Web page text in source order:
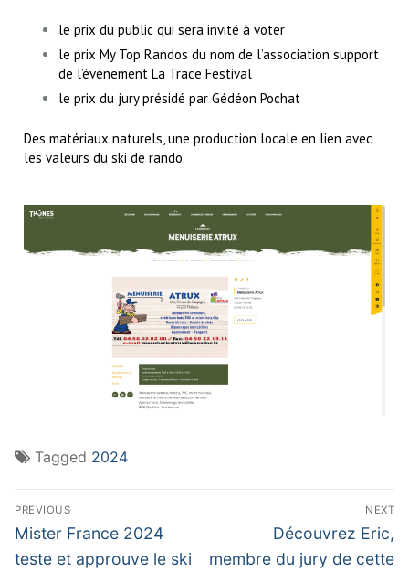
le prix du public qui sera invité à voter
le prix My Top Randos du nom de l’association support
de l’évènement La Trace Festival
le prix du jury présidé par Gédéon Pochat
Des matériaux naturels, une production locale en lien avec
les valeurs du ski de rando.
Tagged 2024
PREVIOUS
Mister France 2024
teste et approuve le ski
NEXT
Découvrez Eric,
membre du jury de cette